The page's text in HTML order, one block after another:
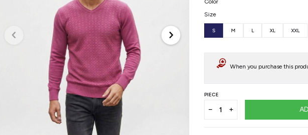
Color
Size
S M L XL XXL
When you purchase this
PIECE